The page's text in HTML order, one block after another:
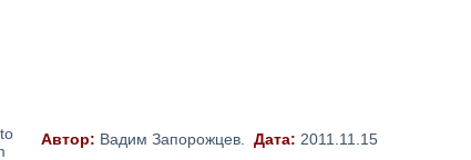
Автор: Вадим Запорожцев. Дата: 2011.11.15